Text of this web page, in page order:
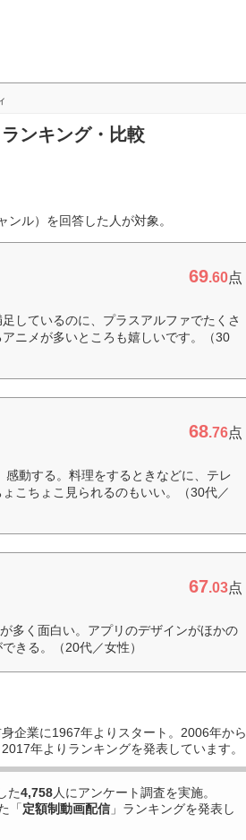
ンキング・比較
ル）を回答した人が対象。
69.60点
しているのに、プラスアルファでたくさ
ニメが多いところも嬉しいです。（30
68.76点
動する。料理をするときなどに、テレ
こちょこ見られるのもいい。（30代／
67.03点
多く面白い。アプリのデザインがほかの
きる。（20代／女性）
企業に1967年よりスタート。2006年から
年よりランキングを発表しています。
た4,758人にアンケート調査を実施。
「定額制動画配信 」ランキングを発表し